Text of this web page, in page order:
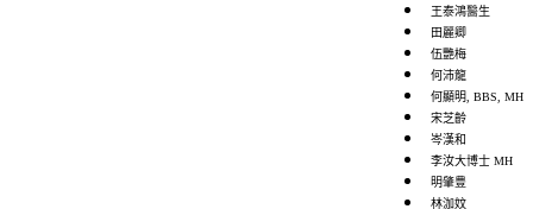
王泰鴻醫生
田麗卿
伍艷梅
何沛龍
何顯明, BBS, MH
宋芝齡
岑漢和
李汝大博士 MH
明肇豊
林泇妏